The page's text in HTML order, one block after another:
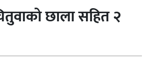
छाला सहित २